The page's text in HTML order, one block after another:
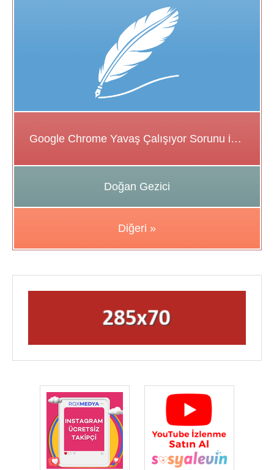
Google Chrome Yavaş Çalışıyor Sorunu için Çözüm Önerileri
Doğan Gezici
Diğeri »